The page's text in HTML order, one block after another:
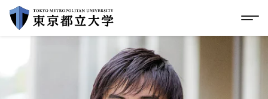
グローバルメニューにスキップ メ